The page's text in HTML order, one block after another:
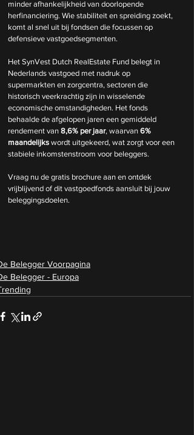
minder afhankelijkheid van doorlopende
herfinanciering. Wie stabiliteit en spreiding zoekt,
komt al snel uit bij fondsen die focussen op
defensieve vastgoedsegmenten.
Het SynVest Dutch RealEstate Fund belegt in
Nederlands vastgoed met nadruk op
supermarkten en zorgcentra, sectoren die
historisch veerkrachtig zijn in wisselende
economische omstandigheden. Het fonds
behaalde de afgelopen jaren een gemiddeld
rendement van 8,6% per jaar, waarvan 6%
maandelijks wordt uitgekeerd, wat zorgt voor een
stabiele inkomstenstroom voor beleggers.
Vraag nu de gratis brochure aan en ontdek
vrijblijvend of dit vastgoedfonds aansluit bij jouw
beleggingsdoelen.
Belegger Voorpagina
Belegger - Europa